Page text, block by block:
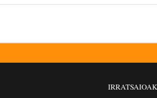
IRRATSAIOAK